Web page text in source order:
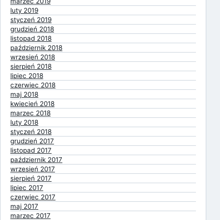
luty 2019
styczeń 2019
grudzień 2018
listopad 2018
październik 2018
wrzesień 2018
sierpień 2018
lipiec 2018
czerwiec 2018
maj 2018
kwiecień 2018
marzec 2018
luty 2018
styczeń 2018
grudzień 2017
listopad 2017
październik 2017
wrzesień 2017
sierpień 2017
lipiec 2017
czerwiec 2017
maj 2017
marzec 2017